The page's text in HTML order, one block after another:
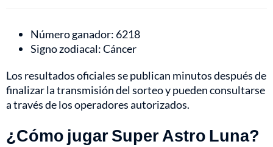
Número ganador: 6218
Signo zodiacal: Cáncer
Los resultados oficiales se publican minutos después de
finalizar la transmisión del sorteo y pueden consultarse
a través de los operadores autorizados.
¿Cómo jugar Super Astro Luna?